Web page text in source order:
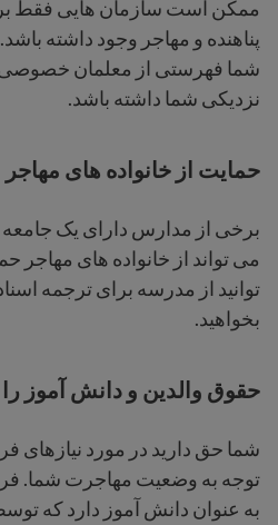
ممکن است سازمان هایی فقط
پناهنده و مهاجر وجود داشته
شما فهرستی از معلمان خصوصی
نزدیکی شما داشته باشد.
حمایت از خانواده های مهاجر
برخی از مدارس دارای یک جامعه
می تواند از خانواده های مهاجر
توانید از مدرسه برای ترجمه
بخواهید.
حقوق والدین و دانش آموز
شما حق دارید در مورد نیازهای
توجه به وضعیت مهاجرت شما.
به عنوان دانش آموز دارد که